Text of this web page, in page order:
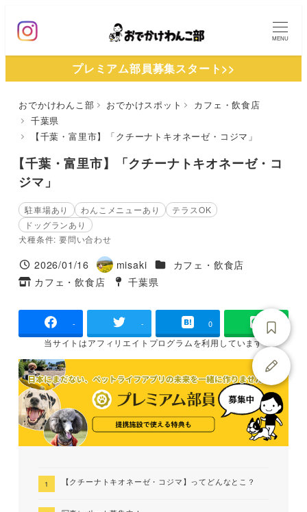
ン
MENU
プレミアム部員募集スタート>>
おでかけわんこ部 おでかけスポット
カフェ・飲食店
千葉県
【千葉・富里市】「クチーナトキオネーゼ・コジマ」
【千葉・富里市】「クチーナトキオネーゼ・コ
ジマ」
駐車場あり わんこメニューあり
テラスOK
ドッグランあり
犬種条件: 要問い合わせ
投稿日
2026/01/16
著
者
misaki 施設ジャンル
カフェ・飲食店
タグ
カフェ・飲食店
タグ
千葉県
- - 0
当サイトはアフィリエイトプログラムを利用しています
【クチーナトキオネーゼ・コジマ】ってどんなとこ？